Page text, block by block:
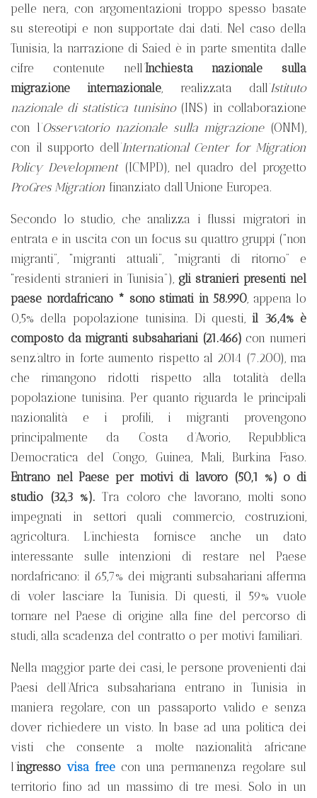
pelle nera, con argomentazioni troppo spesso basate
su stereotipi e non supportate dai dati. Nel caso della
Tunisia, la narrazione di Saied è in parte smentita dalle
cifre contenute nell’Inchiesta nazionale sulla
migrazione internazionale , realizzata dall’Istituto
nazionale di statistica tunisino (INS) in collaborazione
con l’Osservatorio nazionale sulla migrazione (ONM),
con il supporto dell’International Center for Migration
Policy Development (ICMPD), nel quadro del progetto
ProGres Migration finanziato dall’Unione Europea.
Secondo lo studio, che analizza i flussi migratori in
entrata e in uscita con un focus su quattro gruppi (“non
migranti”, “migranti attuali”, “migranti di ritorno” e
“residenti stranieri in Tunisia”), gli stranieri presenti nel
paese nordafricano * sono stimati in 58.990 , appena lo
0,5% della popolazione tunisina. Di questi,il 36,4% è
composto da migranti subsahariani (21.466) con numeri
senz’altro in forte aumento rispetto al 2014 (7.200), ma
che rimangono ridotti rispetto alla totalità della
popolazione tunisina. Per quanto riguarda le principali
nazionalità e i profili, i migranti provengono
principalmente da Costa d’Avorio, Repubblica
Democratica del Congo, Guinea, Mali, Burkina Faso.
Entrano nel Paese per motivi di lavoro (50,1 %) o di
studio (32,3 %). Tra coloro che lavorano, molti sono
impegnati in settori quali commercio, costruzioni,
agricoltura. L’inchiesta fornisce anche un dato
interessante sulle intenzioni di restare nel Paese
nordafricano: il 65,7% dei migranti subsahariani afferma
di voler lasciare la Tunisia. Di questi, il 59% vuole
tornare nel Paese di origine alla fine del percorso di
studi, alla scadenza del contratto o per motivi familiari.
Nella maggior parte dei casi, le persone provenienti dai
Paesi dell’Africa subsahariana entrano in Tunisia in
maniera regolare, con un passaporto valido e senza
dover richiedere un visto. In base ad una politica dei
visti che consente a molte nazionalità africane
l’ingresso visa freecon una permanenza regolare sul
territorio fino ad un massimo di tre mesi. Solo in un